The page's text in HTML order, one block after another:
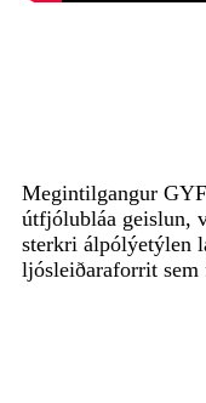
Megintilgangur
útfjólubláa geislun,
sterkri álpólýetýlen
ljósleiðaraforrit sem